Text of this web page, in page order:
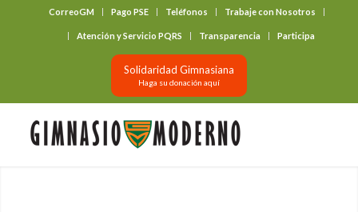
CorreoGM Pago PSE Teléfonos Trabaje con Nosotros
Atención y Servicio PQRS Transparencia Participa
Solidaridad Gimnasiana
Haga su donación aquí